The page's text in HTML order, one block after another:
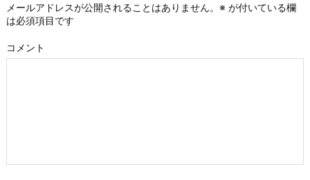
メールアドレスが公開されることはありません。 ※ が付いている欄
は必須項目です
コメント